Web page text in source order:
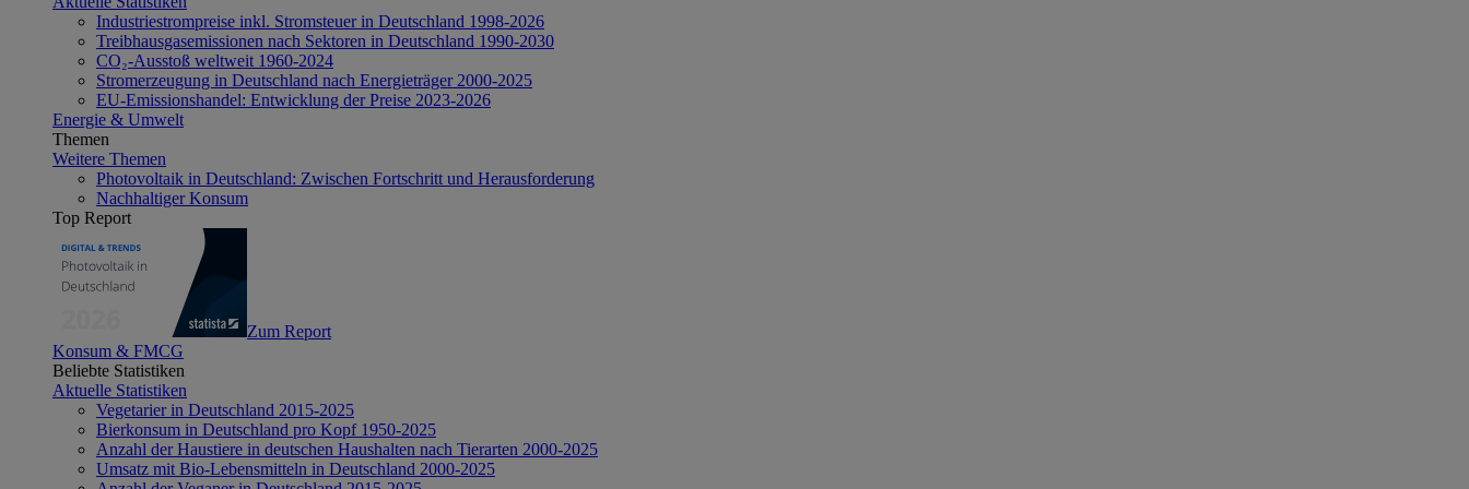
Industriestrompreise inkl. Stromsteuer in Deutschland 1998-2026
Treibhausgasemissionen nach Sektoren in Deutschland 1990-2030
CO₂-Ausstoß weltweit 1960-2024
Stromerzeugung in Deutschland nach Energieträger 2000-2025
EU-Emissionshandel: Entwicklung der Preise 2023-2026
Energie & Umwelt
Themen
Weitere Themen
Photovoltaik in Deutschland: Zwischen Fortschritt und Herausforderung
Nachhaltiger Konsum
Top Report
Zum Report
Konsum & FMCG
Beliebte Statistiken
Aktuelle Statistiken
Vegetarier in Deutschland 2015-2025
Bierkonsum in Deutschland pro Kopf 1950-2025
Anzahl der Haustiere in deutschen Haushalten nach Tierarten 2000-2025
Umsatz mit Bio-Lebensmitteln in Deutschland 2000-2025